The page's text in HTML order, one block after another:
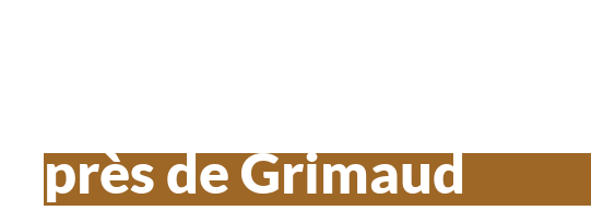
près de Grimaud